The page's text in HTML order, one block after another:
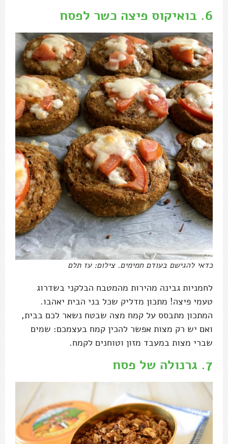
6. בואיקוס פיצה כשר לפסח
כדאי להגישם בעודם חמימים. צילום: עז תלם
לחמניות גבינה מהירות מהמטבח הבלקני בשדרוג
טעמי פיצה! מתכון מדליק שכל בני הבית יאהבו.
המתכון מתבסס על קמח מצה שבטח נשאר לכם בבית,
ואם יש רק מצות אפשר להכין קמח בעצמכם: שמים
שברי מצות במעבד מזון וטוחנים לקמח.
7. גרנולה של פסח